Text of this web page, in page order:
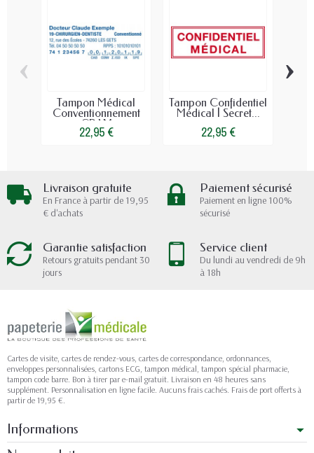
Tampon Médical
Conventionnement
CPAM
22,95 €
Tampon Confidentiel
Médical | Secret...
22,95 €
‹ ›
Livraison gratuite
En France à partir de 19,95
€ d'achats
Paiement sécurisé
Paiement en ligne 100%
sécurisé
Garantie satisfaction
Retours gratuits pendant 30
jours
Service client
Du lundi au vendredi de 9h
à 18h
Cartes de visite, cartes de rendez-vous, cartes de correspondance, ordonnances,
enveloppes personnalisées, cartons ECG, tampon médical, tampon spécial pharmacie,
tampon code barre. Bon à tirer par e-mail gratuit. Livraison en 48 heures sans
supplément. Personnalisation en ligne facile. Aucuns frais cachés. Frais de port offerts à
partir de 19,95 €.
Informations